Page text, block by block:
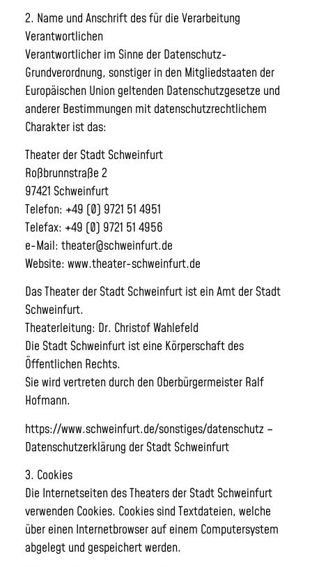
2. Name und Anschrift des für die Verarbeitung
Verantwortlichen
Verantwortlicher im Sinne der Datenschutz-
Grundverordnung, sonstiger in den Mitgliedstaaten der
Europäischen Union geltenden Datenschutzgesetze und
anderer Bestimmungen mit datenschutzrechtlichem
Charakter ist das:
Theater der Stadt Schweinfurt
Roßbrunnstraße 2
97421 Schweinfurt
Telefon: +49 (0) 9721 51 4951
Telefax: +49 (0) 9721 51 4956
e-Mail: theater@schweinfurt.de
Website: www.theater-schweinfurt.de
Das Theater der Stadt Schweinfurt ist ein Amt der Stadt
Schweinfurt.
Theaterleitung: Dr. Christof Wahlefeld
Die Stadt Schweinfurt ist eine Körperschaft des
Öffentlichen Rechts.
Sie wird vertreten durch den Oberbürgermeister Ralf
Hofmann.
https://www.schweinfurt.de/sonstiges/datenschutz –
Datenschutzerklärung der Stadt Schweinfurt
3. Cookies
Die Internetseiten des Theaters der Stadt Schweinfurt
verwenden Cookies. Cookies sind Textdateien, welche
über einen Internetbrowser auf einem Computersystem
abgelegt und gespeichert werden.